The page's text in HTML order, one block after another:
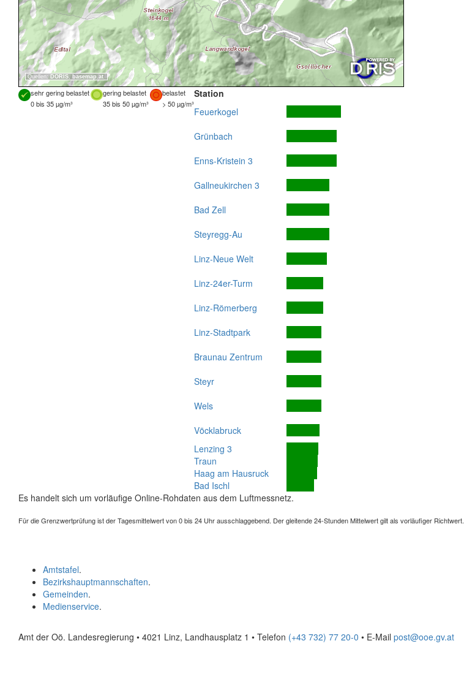
Quellen: DORIS, basemap.at
sehr gering belastet gering belastet
belastet
0 bis 35 µg/m³
35 bis 50 µg/m³ > 50 µg/m³
Station
Feuerkogel
Grünbach
Enns-Kristein 3
Gallneukirchen 3
Bad Zell
Steyregg-Au
Linz-Neue Welt
Linz-24er-Turm
Linz-Römerberg
Linz-Stadtpark
Braunau Zentrum
Steyr
Wels
Vöcklabruck
Lenzing 3
Traun
Haag am Hausruck
Bad Ischl
Es handelt sich um vorläufige Online-Rohdaten aus dem Luftmessnetz.
Für die Grenzwertprüfung ist der Tagesmittelwert von 0 bis 24 Uhr ausschlaggebend. Der gleitende 24-Stunden Mittelwert gilt als vorläufiger Richtwert.
Amtstafel.
Bezirkshauptmannschaften.
Gemeinden.
Medienservice.
Amt der Oö. Landesregierung • 4021 Linz, Landhausplatz 1 • Telefon (+43 732) 77 20-0 • E-Mail post@ooe.gv.at